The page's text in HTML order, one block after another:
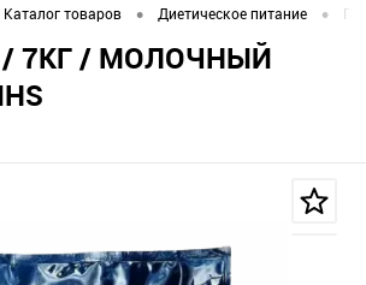
Каталог товаров • Диетическое питание •
/ 7КГ / МОЛОЧНЫЙ